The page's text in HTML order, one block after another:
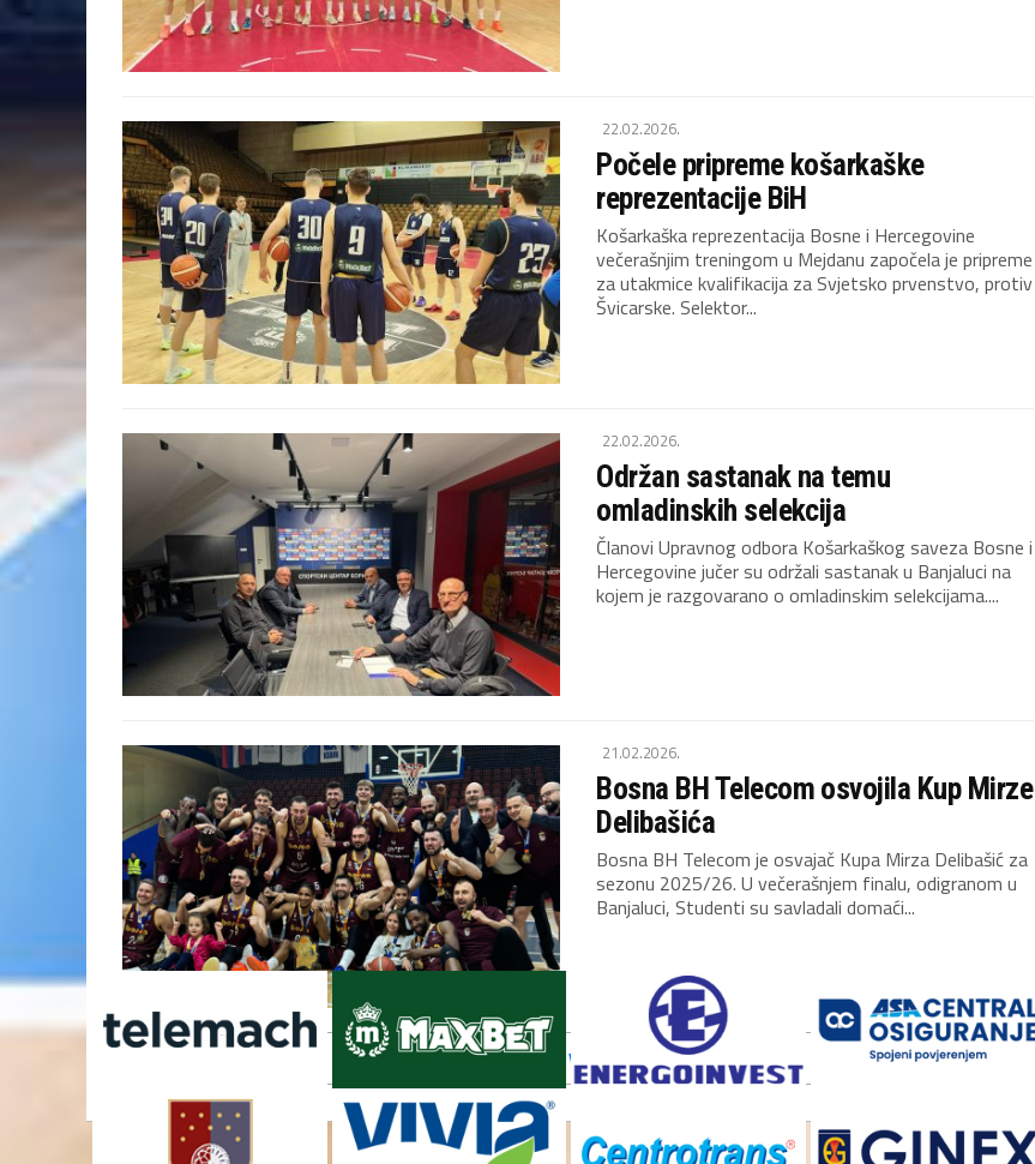
22.02.2026.
Počele pripreme košarkaške
reprezentacije BiH
Košarkaška reprezentacija Bosne i Hercegovine
večerašnjim treningom u Mejdanu započela je pripreme
za utakmice kvalifikacija za Svjetsko prvenstvo, protiv
Švicarske. Selektor...
22.02.2026.
Održan sastanak na temu
omladinskih selekcija
Članovi Upravnog odbora Košarkaškog saveza Bosne i
Hercegovine jučer su održali sastanak u Banjaluci na
kojem je razgovarano o omladinskim selekcijama....
21.02.2026.
Bosna BH Telecom osvojila Kup Mirze
Delibašića
Bosna BH Telecom je osvajač Kupa Mirza Delibašić za
sezonu 2025/26. U večerašnjem finalu, odigranom u
Banjaluci, Studenti su savladali domaći...
VIŠE VIJESTI